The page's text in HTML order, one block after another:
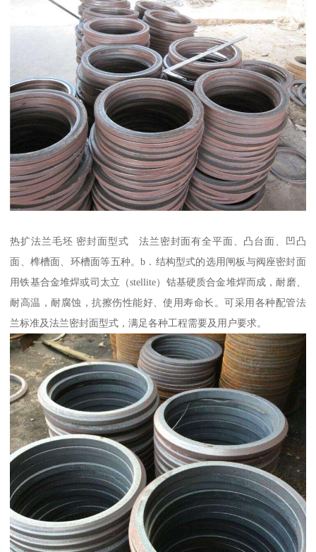
热扩法兰毛坯 密封面型式 法兰密封面有全平面、凸台面、凹凸
面、榫槽面、环槽面等五种。b．结构型式的选用闸板与阀座密封面
用铁基合金堆焊或司太立（stellite）钴基硬质合金堆焊而成，耐磨、
耐高温，耐腐蚀，抗擦伤性能好、使用寿命长。可采用各种配管法
兰标准及法兰密封面型式，满足各种工程需要及用户要求。